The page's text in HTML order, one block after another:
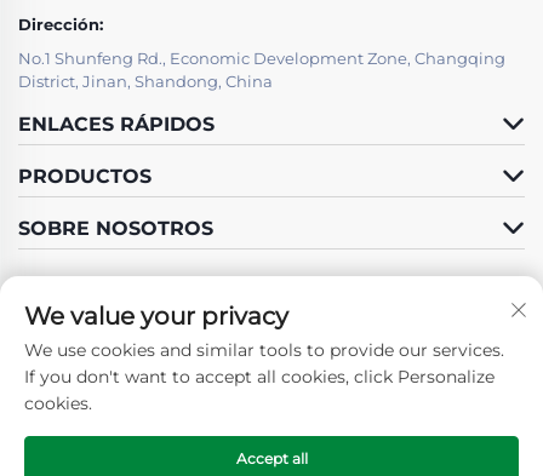
Dirección:
No.1 Shunfeng Rd., Economic Development Zone, Changqing
District, Jinan, Shandong, China
ENLACES RÁPIDOS
PRODUCTOS
SOBRE NOSOTROS
Síguenos
Derechos de autor © 2025 por SHANDONG GUOSHUN
We value your privacy
We use cookies and similar tools to provide our services.
If you don't want to accept all cookies, click Personalize
cookies.
Accept all